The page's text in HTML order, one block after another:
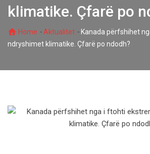
klimatike. Çfarë po
Home - Aktualitet- Kanada përfshihet
ndryshimet klimatike. Çfarë po ndodh?